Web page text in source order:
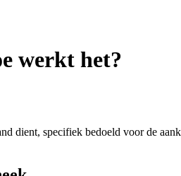
werkt het?
dient, specifiek bedoeld voor de